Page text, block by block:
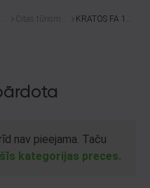
Citas tūrisma
KRATOS FA 10
nav pieejama. Taču
kategorijas preces.